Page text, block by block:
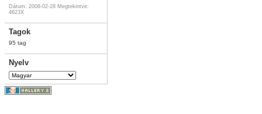
Dátum: 2008-02-28 Megtekintve:
4623X
Tagok
95 tag
Nyelv